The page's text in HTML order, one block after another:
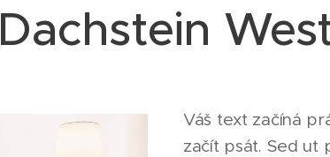
Dachstein
Váš text začíná
začít psát. Sed ut